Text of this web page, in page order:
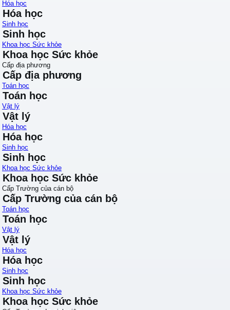
Hóa học
Hóa học
Sinh học
Sinh học
Khoa học Sức khỏe
Khoa học Sức khỏe
Cấp địa phương
Cấp địa phương
Toán học
Toán học
Vật lý
Vật lý
Hóa học
Hóa học
Sinh học
Sinh học
Khoa học Sức khỏe
Khoa học Sức khỏe
Cấp Trường của cán bộ
Cấp Trường của cán bộ
Toán học
Toán học
Vật lý
Vật lý
Hóa học
Hóa học
Sinh học
Sinh học
Khoa học Sức khỏe
Khoa học Sức khỏe